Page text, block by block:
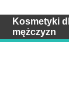
Kosmetyki
mężczyzn